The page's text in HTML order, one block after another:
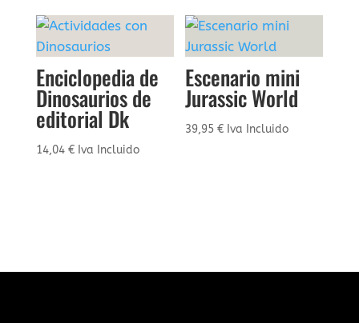
Enciclopedia de
Dinosaurios de
editorial Dk
14,04 € Iva Incluido
Escenario mini
Jurassic World
39,95€ Iva Incluido